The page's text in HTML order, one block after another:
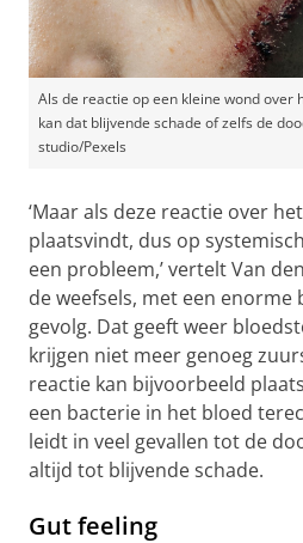
Als de reactie op een kleine wond over
kan dat blijvende schade of zelfs de
studio/Pexels
‘Maar als deze reactie over
plaatsvindt, dus op
een probleem,’ vertelt Van
de weefsels, met een
gevolg. Dat geeft weer
krijgen niet meer genoeg
reactie kan bijvoorbeeld
een bacterie in het bloed
leidt in veel gevallen tot de
altijd tot blijvende schade.
Gut feeling